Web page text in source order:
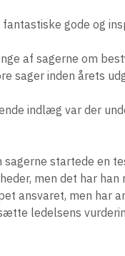
gode og
af sagerne om
sager inden årets
indlæg var der
sagerne startede
men det har
ansvaret, men har
ledelsens